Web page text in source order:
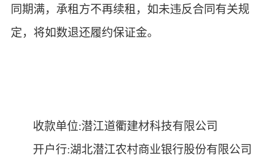
同期满，承租方不再续租，如未违反合同有关规
定，将如数退还履约保证金。
收款单位:潜江道衢建材科技有限公司
开户行:湖北潜江农村商业银行股份有限公司